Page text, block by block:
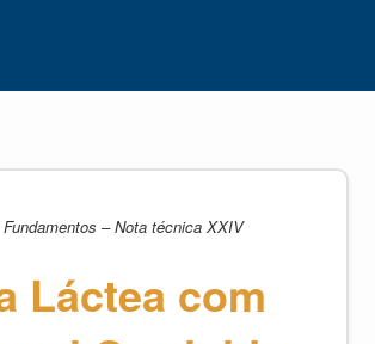
– Nota técnica XXIV
Láctea com